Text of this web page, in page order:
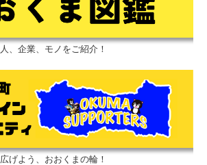
人、企業、モノをご紹介！
広げよう、おおくまの輪！